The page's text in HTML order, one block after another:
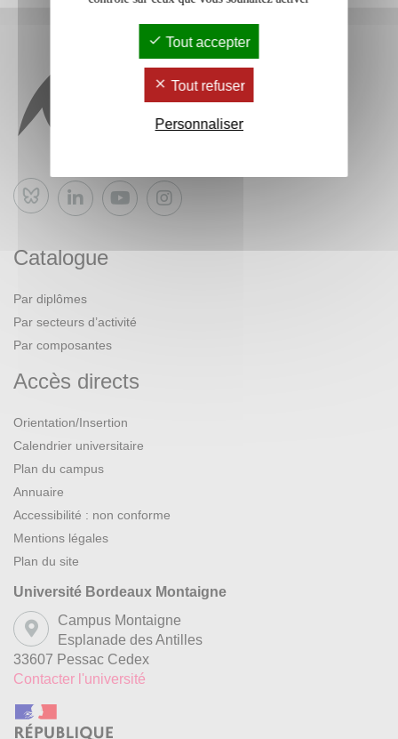
Bluesky
Catalogue
Par diplômes
Par secteurs d’activité
Par composantes
Accès directs
Orientation/Insertion
Calendrier universitaire
Plan du campus
Annuaire
Accessibilité : non conforme
Mentions légales
Plan du site
Université Bordeaux Montaigne
Campus Montaigne
Esplanade des Antilles
33607 Pessac Cedex
Contacter l'université
Tout accepter
Tout refuser
Personnaliser